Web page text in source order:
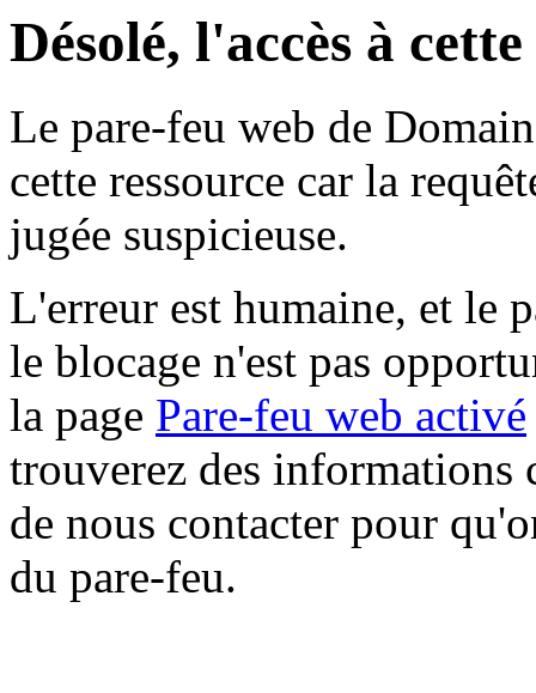
Désolé, l'accès à
Le pare-feu web de
cette ressource car la
jugée suspicieuse.
L'erreur est humaine, et le
le blocage n'est pas
la page Pare-feu web activé
trouverez des informations
de nous contacter pour
du pare-feu.